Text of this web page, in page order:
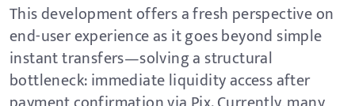
This development offers a fresh perspective on
end-user experience as it goes beyond simple
instant transfers—solving a structural
bottleneck: immediate liquidity access after